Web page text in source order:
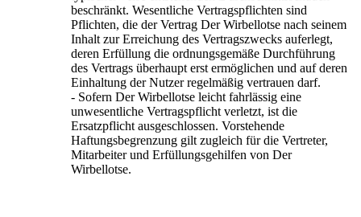
beschränkt. Wesentliche Vertragspflichten sind
Pflichten, die der Vertrag Der Wirbellotse nach seinem
Inhalt zur Erreichung des Vertragszwecks auferlegt,
deren Erfüllung die ordnungsgemäße Durchführung
des Vertrags überhaupt erst ermöglichen und auf deren
Einhaltung der Nutzer regelmäßig vertrauen darf.
- Sofern Der Wirbellotse leicht fahrlässig eine
unwesentliche Vertragspflicht verletzt, ist die
Ersatzpflicht ausgeschlossen. Vorstehende
Haftungsbegrenzung gilt zugleich für die Vertreter,
Mitarbeiter und Erfüllungsgehilfen von Der
Wirbellotse.